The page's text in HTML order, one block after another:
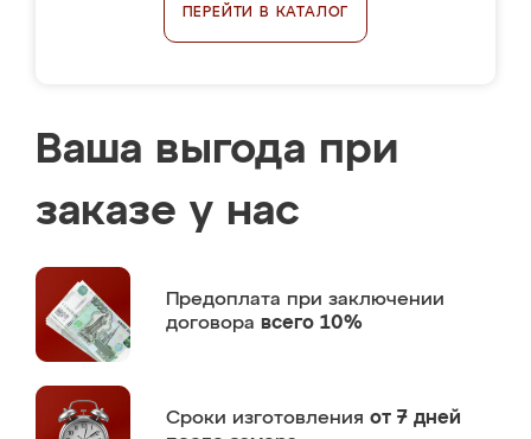
ПЕРЕЙТИ В КАТАЛОГ
Ваша выгода при
заказе у нас
Предоплата при заключении
договора всего 10%
Сроки изготовления от 7 дней